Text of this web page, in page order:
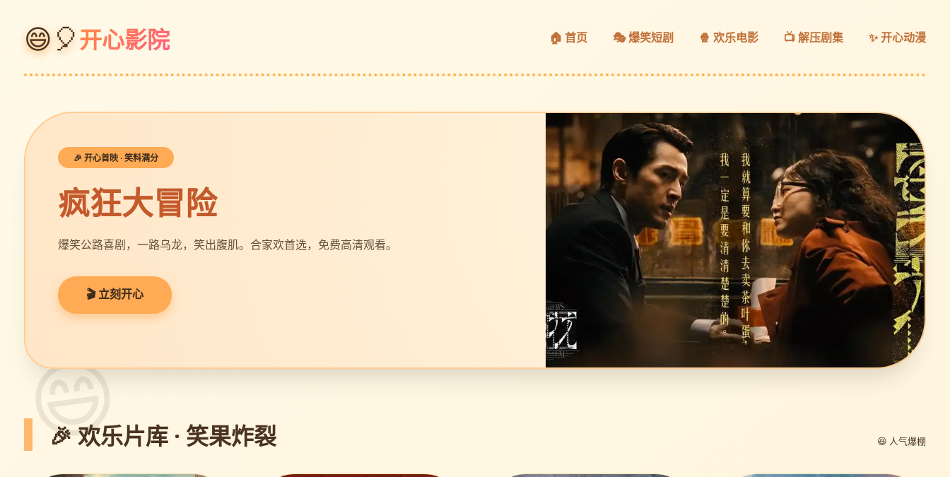
😄🎈开心影院 🏠 首页 🎭 爆笑短剧 🍿 欢乐电影 📺 解压剧集 ✨ 开心动漫
🎉 开心首映 · 笑料满分
疯狂大冒险
爆笑公路喜剧，一路乌龙，笑出腹肌。合家欢首选，免费高清观看。
🎬 立刻开心
🎉 欢乐片库 · 笑果炸裂 😆 人气爆棚